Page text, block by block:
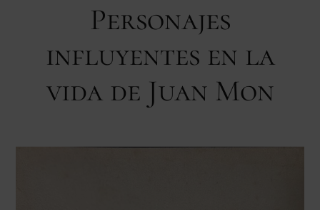
Personajes
influyentes en la
vida de Juan Mon